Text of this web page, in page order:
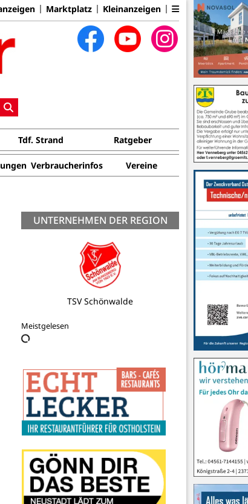
Marktplatz Kleinanzeigen
Tdf. Strand Ratgeber
Verbraucherinfos Vereine
UNTERNEHMEN DER REGION
Ristorante Pizzeria Italia
Meistgelesen